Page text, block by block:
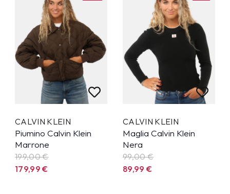
CALVIN KLEIN
Piumino Calvin Klein
Marrone
199,00 €
179,99€
CALVIN KLEIN
Maglia Calvin Klein
Nera
99,00 €
89,99€